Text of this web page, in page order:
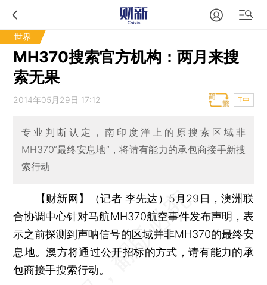
世界
MH370搜索官方机构：两月来搜
索无果
2014年05月29日 17:12 T中
专业判断认定，南印度洋上的原搜索区域非
MH370“最终安息地”，将请有能力的承包商接手新搜
索行动
【财新网】（记者李先达 ） 5月29日，澳洲联
合协调中心针对马航MH370航空事件发布声明，表
示之前探测到声呐信号的区域并非MH370的最终安
息地。澳方将通过公开招标的方式，请有能力的承
包商接手搜索行动。